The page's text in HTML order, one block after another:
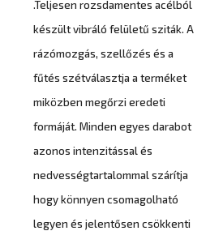
.Teljesen rozsdamentes acélból
készült vibráló felületű sziták. A
rázómozgás, szellőzés és a
fűtés szétválasztja a terméket
miközben megőrzi eredeti
formáját. Minden egyes darabot
azonos intenzitással és
nedvességtartalommal szárítja
hogy könnyen csomagolható
legyen és jelentősen csökkenti